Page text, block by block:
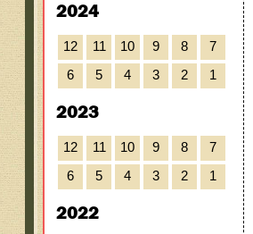
2024
12 11 10 9 8
7
6
5 4 3 2 1
2023
12 11 10 9 8
7
6
5 4 3 2 1
2022